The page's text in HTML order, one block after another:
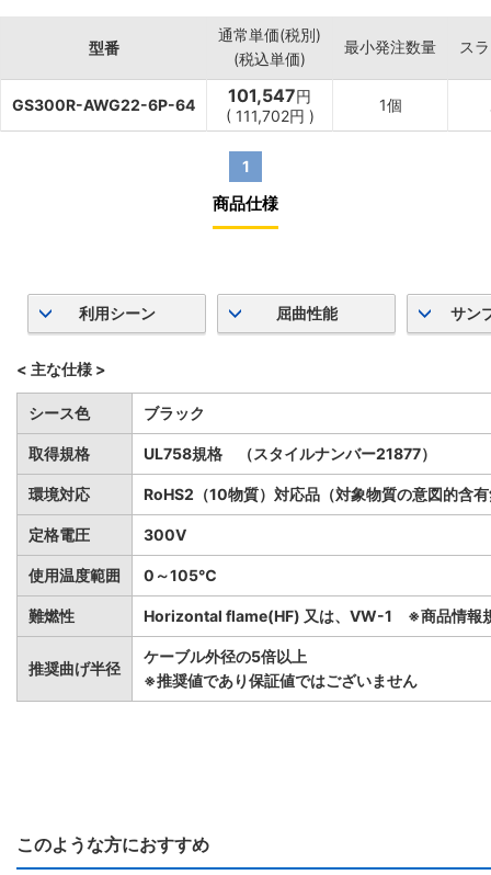
型番
通常単価(税別)
(税込単価)
最小発注数量 ス
GS300R-AWG22-6P-64 101,547円
( 111,702円 )
1個
1
商品仕様
利用シーン 屈曲性能 サン
< 主な仕様 >
シース色 ブラック
取得規格 UL758規格 （スタイルナンバー21877）
環境対応 RoHS2（10物質）対応品（対象物質の意図的含
定格電圧 300V
使用温度範囲 0～105℃
難燃性 Horizontal flame(HF) 又は、VW-1 ※商品情報
推奨曲げ半径
ケーブル外径の5倍以上
※推奨値であり保証値ではございません
このような方におすすめ